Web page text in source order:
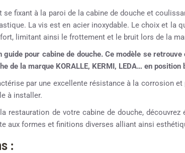
se fixant à la paroi de la cabine de douche et
La vis est en acier inoxydable. Le choix et
limitant ainsi le frottement et le bruit lors de la
guide pour cabine de douche. Ce modèle se
de la marque KORALLE, KERMI, LEDA… en position
par une excellente résistance à la corrosion et
à installer.
restauration de votre cabine de douche,
aux formes et finitions diverses alliant ainsi
: